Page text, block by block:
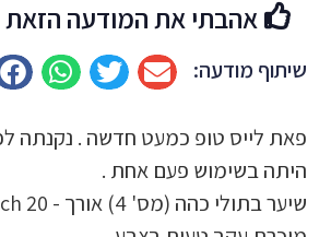
אהבתי את המודעה הזאת
שיתוף מודעה:
פאת לייס טופ כמעט חדשה . נקנתה
היתה בשימוש פעם אחת .
שיער בתולי כהה (מס' 4) אורך - 20 inch